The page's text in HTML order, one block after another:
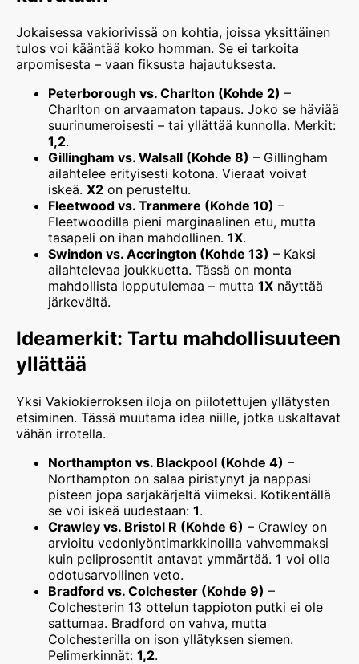
Jokaisessa vakiorivissä on kohtia, joissa yksittäinen
tulos voi kääntää koko homman. Se ei tarkoita
arpomisesta – vaan fiksusta hajautuksesta.
Peterborough vs. Charlton (Kohde 2) –
Charlton on arvaamaton tapaus. Joko se häviää
suurinumeroisesti – tai yllättää kunnolla. Merkit:
1,2.
Gillingham vs. Walsall (Kohde 8) – Gillingham
ailahtelee erityisesti kotona. Vieraat voivat
iskeä. X2 on perusteltu.
Fleetwood vs. Tranmere (Kohde 10) –
Fleetwoodilla pieni marginaalinen etu, mutta
tasapeli on ihan mahdollinen. 1X.
Swindon vs. Accrington (Kohde 13) – Kaksi
ailahtelevaa joukkuetta. Tässä on monta
mahdollista lopputulemaa – mutta 1X näyttää
järkevältä.
Ideamerkit: Tartu mahdollisuuteen
yllättää
Yksi Vakiokierroksen iloja on piilotettujen yllätysten
etsiminen. Tässä muutama idea niille, jotka uskaltavat
vähän irrotella.
Northampton vs. Blackpool (Kohde 4) –
Northampton on salaa piristynyt ja nappasi
pisteen jopa sarjakärjeltä viimeksi. Kotikentällä
se voi iskeä uudestaan: 1.
Crawley vs. Bristol R (Kohde 6) – Crawley on
arvioitu vedonlyöntimarkkinoilla vahvemmaksi
kuin peliprosentit antavat ymmärtää. 1 voi olla
odotusarvollinen veto.
Bradford vs. Colchester (Kohde 9) –
Colchesterin 13 ottelun tappioton putki ei ole
sattumaa. Bradford on vahva, mutta
Colchesterilla on ison yllätyksen siemen.
Pelimerkinnät: 1,2.